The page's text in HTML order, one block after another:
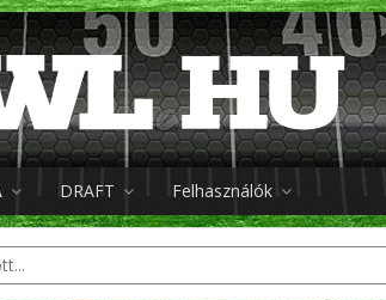
DRAFT Felhasználók